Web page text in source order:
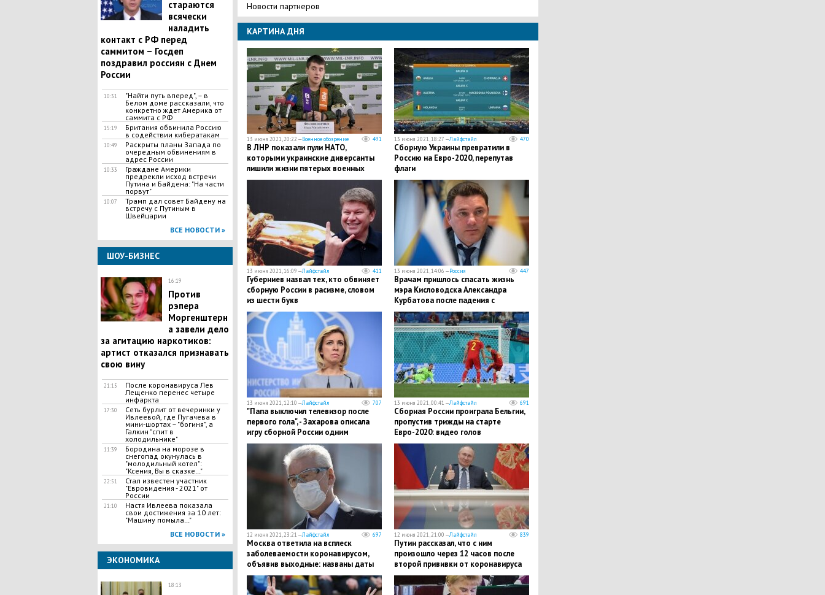
стараются
всячески
наладить
контакт с РФ перед
саммитом – Госдеп
поздравил россиян с Днем
России
10:31
"Найти путь вперед", – в
Белом доме рассказали, что
конкретно ждет Америка от
саммита с РФ
15:19
Британия обвинила Россию
в содействии кибератакам
10:49
Раскрыты планы Запада по
очередным обвинениям в
адрес России
10:33
Граждане Америки
предрекли исход встречи
Путина и Байдена: "На части
порвут"
10:07
Трамп дал совет Байдену на
встречу с Путиным в
Швейцарии
ВСЕ НОВОСТИ »
ШОУ-БИЗНЕС
16:19
Против
рэпера
Моргенштерн
а завели дело
за агитацию наркотиков:
артист отказался признавать
свою вину
21:15
После коронавируса Лев
Лещенко перенес четыре
инфаркта
17:30
Сеть бурлит от вечеринки у
Ивлеевой, где Пугачева в
мини-шортах – "богиня", а
Галкин "спит в
холодильнике"
11:39
Бородина на морозе в
снегопад окунулась в
"молодильный котел":
"Ксения, Вы в сказке…"
22:51
Стал известен участник
"Евровидения - 2021" от
России
21:10
Настя Ивлеева показала
свои достижения за 10 лет:
"Машину помыла…"
ВСЕ НОВОСТИ »
ЭКОНОМИКА
18:13
Новости партнеров
КАРТИНА ДНЯ
13 июня 2021, 20:22 —Военное обозрение 491
В ЛНР показали пули НАТО,
которыми украинские диверсанты
лишили жизни пятерых военных
13 июня 2021, 18:27 —Лайфстайл 470
Сборную Украины превратили в
Россию на Евро-2020, перепутав
флаги
13 июня 2021, 16:09 —Лайфстайл 411
Губерниев назвал тех, кто обвиняет
сборную России в расизме, словом
из шести букв
13 июня 2021, 14:06 —Россия 447
Врачам пришлось спасать жизнь
мэра Кисловодска Александра
Курбатова после падения с
электросамоката
13 июня 2021, 12:10 —Лайфстайл 707
"​Папа выключил телевизор после
первого гола", - Захарова описала
игру сборной России одним
предложением
13 июня 2021, 00:41 —Лайфстайл 691
Сборная России проиграла Бельгии,
пропустив трижды на старте
Евро-2020: видео голов
12 июня 2021, 23:21 —Лайфстайл 697
Москва ответила на всплеск
заболеваемости коронавирусом,
объявив выходные: названы даты
12 июня 2021, 21:00 —Лайфстайл 839
Путин рассказал, что с ним
произошло через 12 часов после
второй прививки от коронавируса